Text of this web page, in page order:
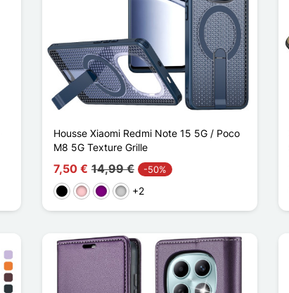
Housse Xiaomi Redmi Note 15 5G / Poco
M8 5G Texture Grille
7,50 € 14,99 € -50%
PretoRosaPúrpuraTransparente
+2